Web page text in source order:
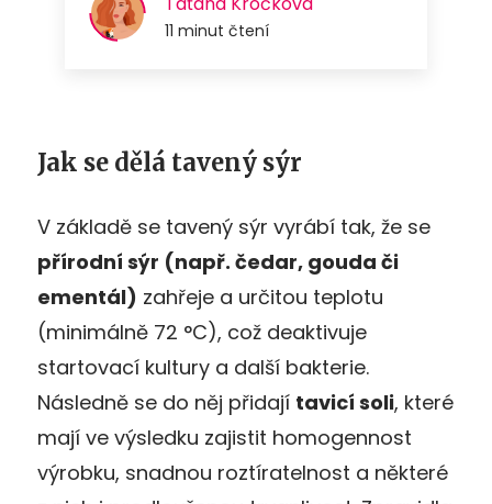
Jak se dělá tavený sýr
V základě se tavený sýr vyrábí tak, že se
přírodní sýr (např. čedar, gouda či
ementál) zahřeje a určitou teplotu
(minimálně 72 °C), což deaktivuje
startovací kultury a další bakterie.
Následně se do něj přidají tavicí soli, které
mají ve výsledku zajistit homogennost
výrobku, snadnou roztíratelnost a některé